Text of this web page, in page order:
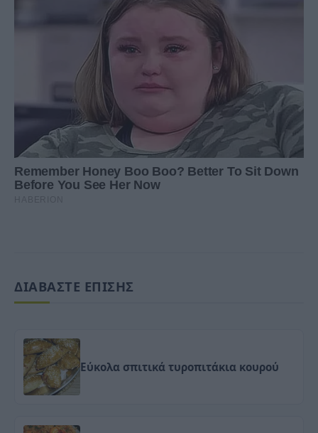
ΔΙΑΒΑΣΤΕ ΕΠΙΣΗΣ
Εύκολα σπιτικά τυροπιτάκια κουρού